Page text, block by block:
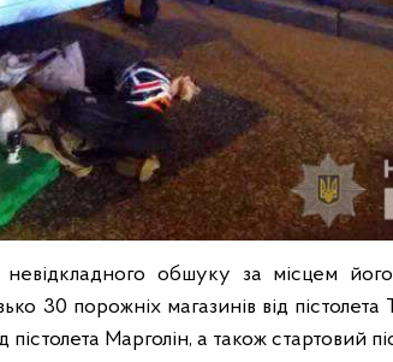
обшуку за місцем
30 порожніх магазинів від пістолета
Марголін, а також стартовий